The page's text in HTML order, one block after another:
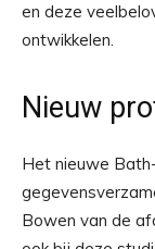
en deze
ontwikkelen.
Nieuw
Het nieuwe
Bowen van de